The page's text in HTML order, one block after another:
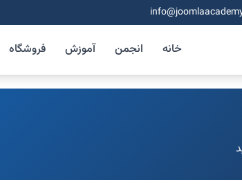
خانه انجمن آموزش فروشگاه